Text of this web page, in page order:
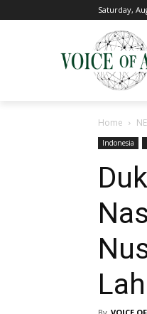
Saturday,
Home
Indonesia
By VOICE